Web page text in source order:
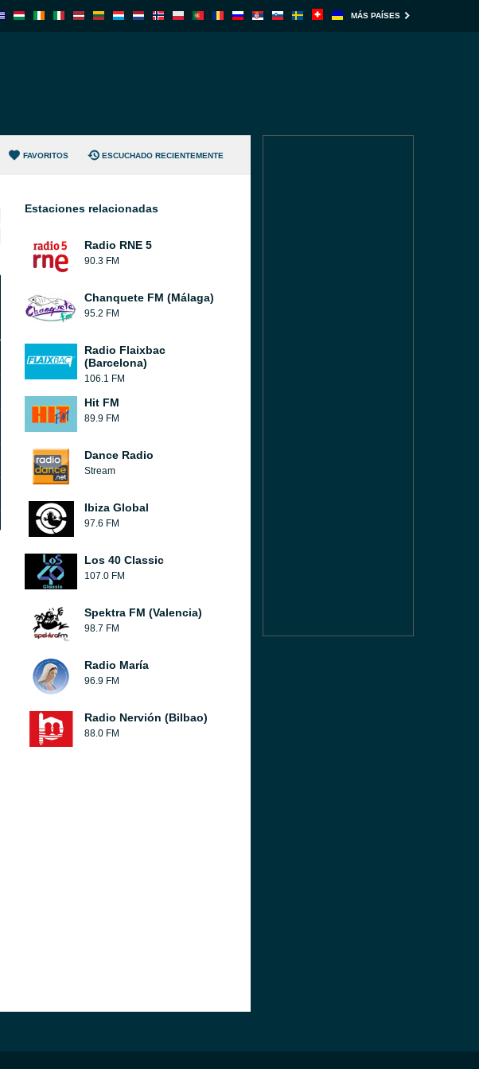
MÁS PAÍSES
FAVORITOS ESCUCHADO RECIENTEMENTE
Estaciones relacionadas
Radio RNE 5
90.3 FM
Chanquete FM (Málaga)
95.2 FM
Radio Flaixbac
(Barcelona)
106.1 FM
Hit FM
89.9 FM
Dance Radio
Stream
Ibiza Global
97.6 FM
Los 40 Classic
107.0 FM
Spektra FM (Valencia)
98.7 FM
Radio María
96.9 FM
Radio Nervión (Bilbao)
88.0 FM